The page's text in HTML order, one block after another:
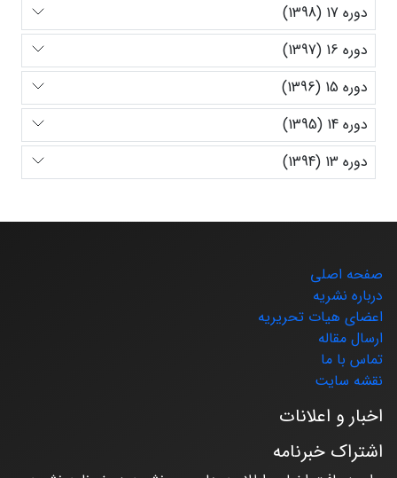
دوره 17 (1398)
دوره 16 (1397)
دوره 15 (1396)
دوره 14 (1395)
دوره 13 (1394)
صفحه اصلی
درباره نشریه
اعضای هیات تحریریه
ارسال مقاله
تماس با ما
نقشه سایت
اخبار و اعلانات
اشتراک خبرنامه